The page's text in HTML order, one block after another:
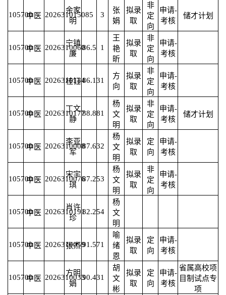
105700中医 2026310150
余家
明
85 3
张
娟
拟录
取
非
定
向
申请-
考核
储才计划
105700中医 2026310060
宁镇
廉
86.5 1
王
艳
昕
拟录
取
非
定
向
申请-
考核
105700中医 2026310134
桂钰 86.131
方
向
拟录
取
非
定
向
申请-
考核
105700中医 2026310177
丁文
静
88.881
杨
文
明
拟录
取
非
定
向
申请-
考核
储才计划
105700中医 2026310008
李亚
军
87.632
杨
文
明
拟录
取
定
向
申请-
考核
105700中医 2026310076
宋宇
琪
87.253
杨
文
明
拟录
取
非
定
向
申请-
考核
105700中医 2026310191
肖许
珍
82.254
杨
文
明
105700中医 2026310059
张杰 91.571
喻
绪
恩
拟录
取
定
向
申请-
考核
105700中医 2026310033
方明
娟
90.431
胡
文
彬
拟录
取
定
向
申请-
考核
省属高校项
目制试点专
项